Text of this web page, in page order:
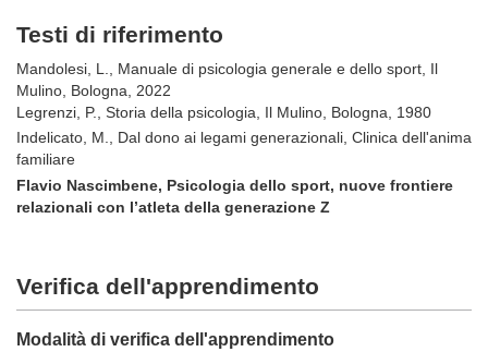
Testi di riferimento
Mandolesi, L., Manuale di psicologia generale e dello sport, Il
Mulino, Bologna, 2022
Legrenzi, P., Storia della psicologia, Il Mulino, Bologna, 1980
Indelicato, M., Dal dono ai legami generazionali, Clinica dell'anima
familiare
Flavio Nascimbene, Psicologia dello sport, nuove frontiere
relazionali con l’atleta della generazione Z
Verifica dell'apprendimento
Modalità di verifica dell'apprendimento